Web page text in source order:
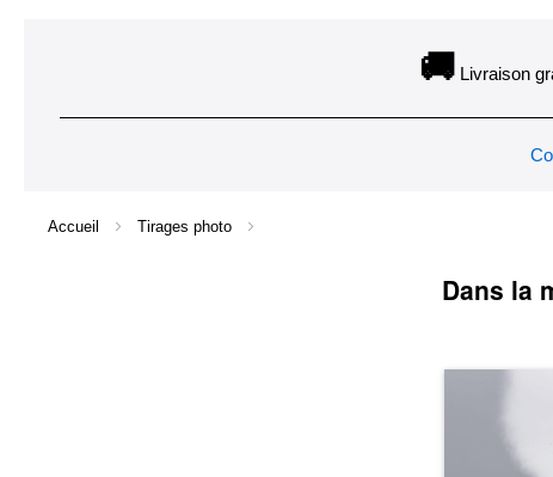
🚚Livraison
Accueil Tirages photo
Dans la